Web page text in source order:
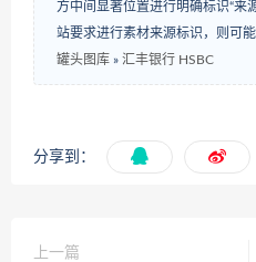
方中间显著位置进行明确标识“来
站要求进行素材来源标识，则可
罐头图库 » 汇丰银行 HSBC
分享到：
上一篇